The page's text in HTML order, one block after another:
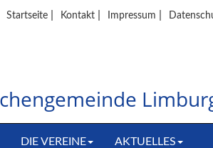
Startseite Kontakt Impressum
DIE VEREINE AKTUELLES